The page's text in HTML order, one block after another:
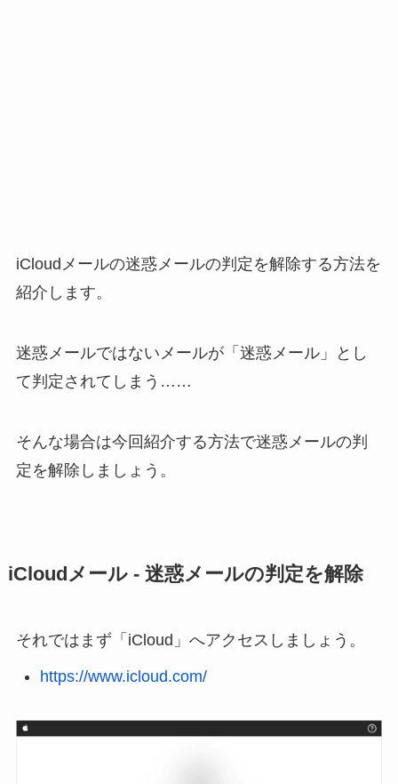
iCloudメールの迷惑メールの判定を解除する方法を
紹介します。
迷惑メールではないメールが「迷惑メール」とし
て判定されてしまう……
そんな場合は今回紹介する方法で迷惑メールの判
定を解除しましょう。
iCloudメール - 迷惑メールの判定を解除
それではまず「iCloud」へアクセスしましょう。
https://www.icloud.com/